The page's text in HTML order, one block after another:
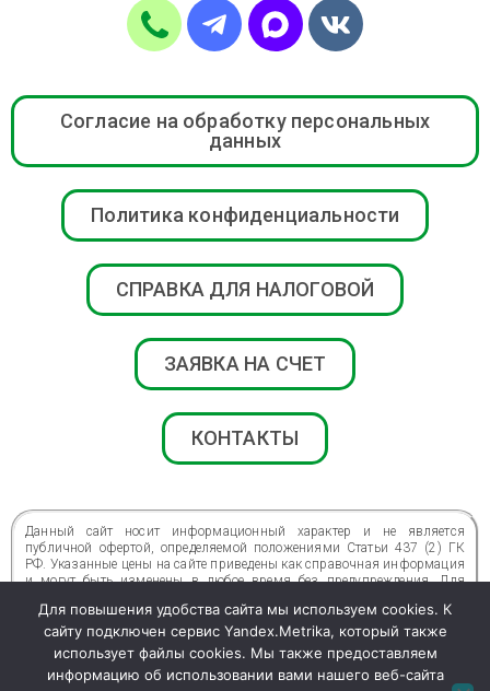
Согласие на обработку персональных
данных
Политика конфиденциальности
СПРАВКА ДЛЯ НАЛОГОВОЙ
ЗАЯВКА НА СЧЕТ
КОНТАКТЫ
Данный сайт носит информационный характер и не является
публичной офертой, определяемой положениями Статьи 437 (2) ГК
РФ. Указанные цены на сайте приведены как справочная информация
и могут быть изменены в любое время без предупреждения. Для
просьба обращаться по телефонам центра.
ВОЗМОЖНЫ ПРОТИВОПОКАЗАНИЯ. ТРЕБУЕТСЯ КОНСУЛЬТАЦИЯ
СПЕЦИАЛИСТА
Для повышения удобства сайта мы используем cookies. К
сайту подключен сервис Yandex.Metrika, который также
использует файлы cookies. Мы также предоставляем
информацию об использовании вами нашего веб-сайта